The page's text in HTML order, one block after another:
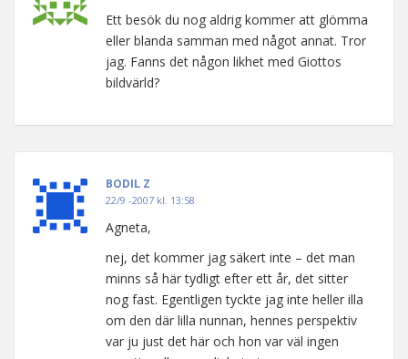
Ett besök du nog aldrig kommer att glömma
eller blanda samman med något annat. Tror
jag. Fanns det någon likhet med Giottos
bildvärld?
BODIL Z
22/9 -2007 kl. 13:58
Agneta,
nej, det kommer jag säkert inte – det man
minns så här tydligt efter ett år, det sitter
nog fast. Egentligen tyckte jag inte heller illa
om den där lilla nunnan, hennes perspektiv
var ju just det här och hon var väl ingen